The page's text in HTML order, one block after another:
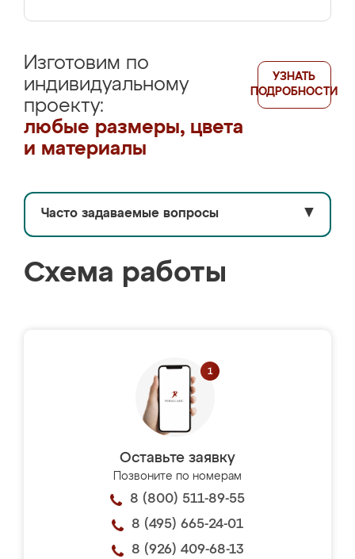
Изготовим по
индивидуальному
проекту:
любые размеры, цвета
и материалы
УЗНАТЬ
ПОДРОБНОСТИ
Часто задаваемые вопросы ▼
Схема работы
Оставьте заявку
Позвоните по номерам
8 (800) 511-89-55
8 (495) 665-24-01
8 (926) 409-68-13